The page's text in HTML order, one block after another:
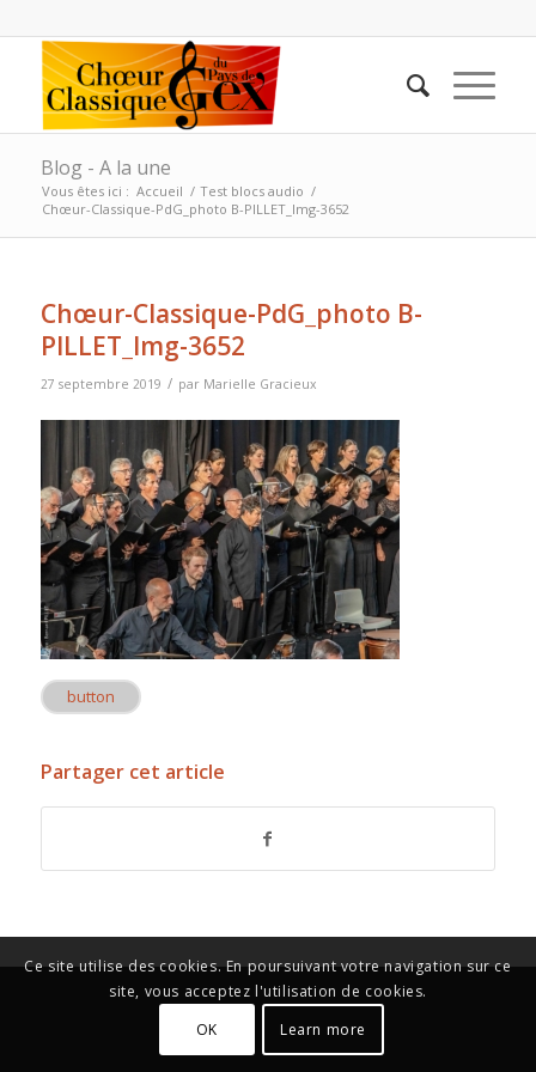
Blog - A la une
Vous êtes ici : Accueil / Test blocs audio /
Chœur-Classique-PdG_photo B-PILLET_Img-3652
Chœur-Classique-PdG_photo B-
PILLET_Img-3652
27 septembre 2019 / par Marielle Gracieux
button
Partager cet article
Ce site utilise des cookies. En poursuivant votre navigation sur ce
site, vous acceptez l'utilisation de cookies.
OK
Learn more